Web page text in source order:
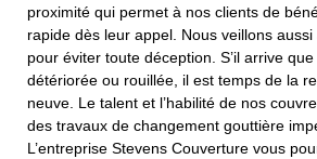
proximité qui permet à nos clients de
rapide dès leur appel. Nous veillons
pour éviter toute déception. S’il arrive
détériorée ou rouillée, il est temps de la
neuve. Le talent et l’habilité de nos
des travaux de changement gouttière
L’entreprise Stevens Couverture vous